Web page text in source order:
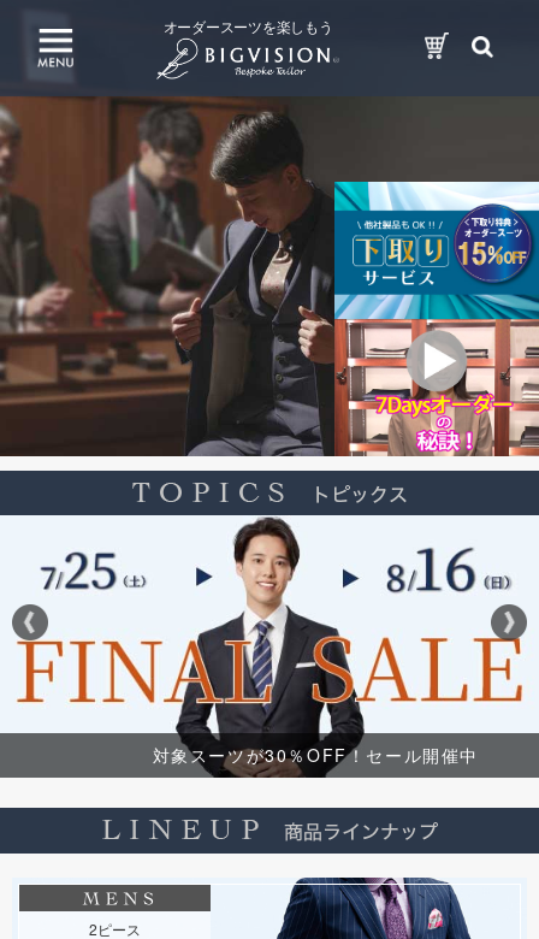
オーダースーツを楽しもう
対象スーツが30％OFF！セール開催中
2ピース